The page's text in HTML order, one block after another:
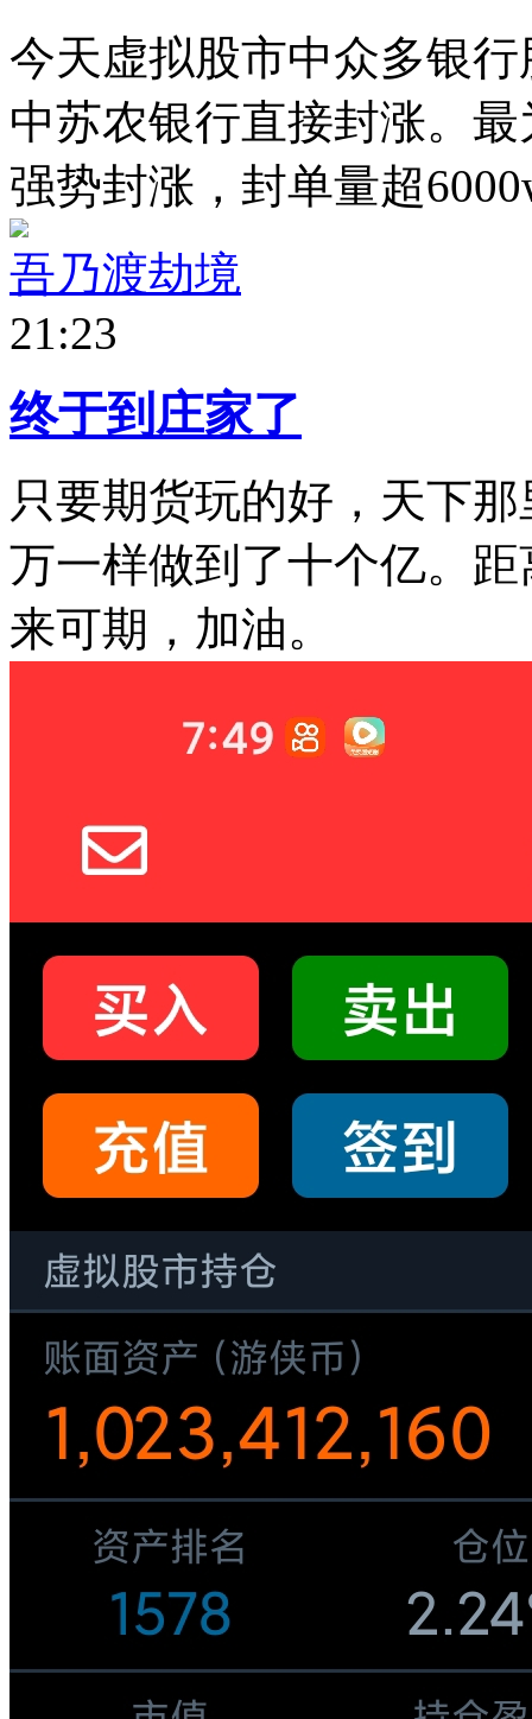
今天虚拟股市中众多银
中苏农银行直接封涨。
强势封涨，封单量超
吾乃渡劫境
21:23
终于到庄家了
只要期货玩的好，天下
万一样做到了十个亿。
来可期，加油。